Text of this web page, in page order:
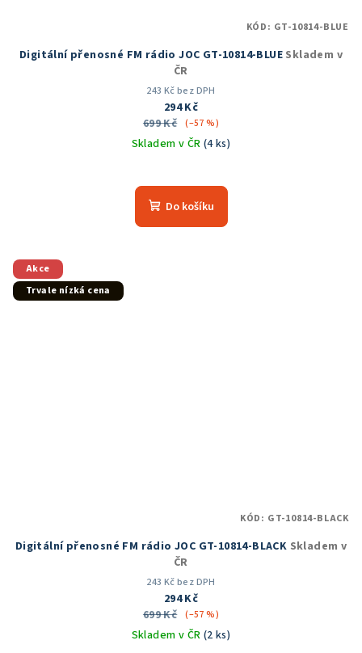
Digitální přenosné FM rádio JOC GT-10814-BLUE Skladem v
ČR
243 Kč bez DPH
294 Kč
699 Kč (–57 %)
Skladem v ČR (4 ks)
hodnocení
produktu
Do košíku
KÓD: GT-10814-BLUE
Akce
Trvale nízká cena
Digitální přenosné FM rádio JOC GT-10814-BLACK Skladem v
ČR
243 Kč bez DPH
294 Kč
699 Kč (–57 %)
Skladem v ČR (2 ks)
KÓD: GT-10814-BLACK